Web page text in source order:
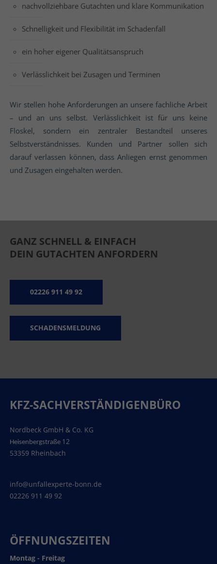
nachvollziehbare Gutachten und klare Kommunikation
Schnelligkeit und Flexibilität im Schadenfall
ein hoher eigener Qualitätsanspruch
Verlässlichkeit bei Zusagen und Terminen
Wir stellen hohe Anforderungen an unsere fachliche Arbeit
– und an uns selbst. Verlässlichkeit ist für uns keine
Floskel, sondern ein zentraler Bestandteil unseres
Selbstverständnisses. Kunden und Partner sollen sich
darauf verlassen können, dass Anliegen ernst genommen
und Zusagen eingehalten werden.
GANZ SCHNELL & EINFACH
DEIN GUTACHTEN ANFORDERN
02226 911 49 92
SCHADENSMELDUNG
KFZ-SACHVERSTÄNDIGENBÜRO
Nordbeck GmbH & Co. KG
Heisenbergstraße 12
53359 Rheinbach
info@unfallexperte-bonn.de
02226 911 49 92
ÖFFNUNGSZEITEN
Montag - Freitag